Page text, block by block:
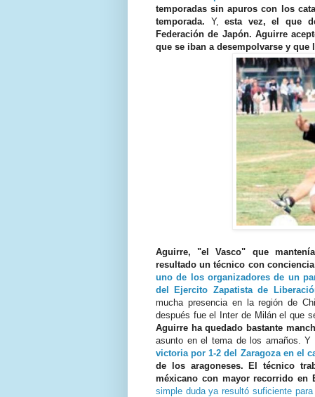
temporadas sin apuros con los
temporada. Y,esta vez, el que
Federación de Japón. Aguirre
que se iban a desempolvarse y que
Aguirre, "el Vasco" que
resultado un técnico con
uno de los organizadores de un
del Ejercito Zapatista de
mucha presencia en la región de
después fue el Inter de Milán el que
Aguirre ha quedado bastante
asunto en el tema de los amaños. Y
victoria por 1-2 del Zaragoza en el
de los aragoneses. El técnico
méxicano con mayor recorrido en
simple duda ya resultó suficiente